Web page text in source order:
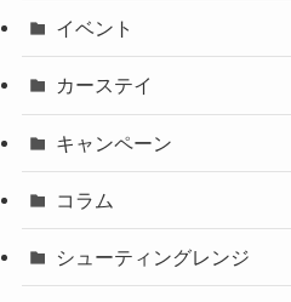
イベント
カーステイ
キャンペーン
コラム
シューティングレンジ